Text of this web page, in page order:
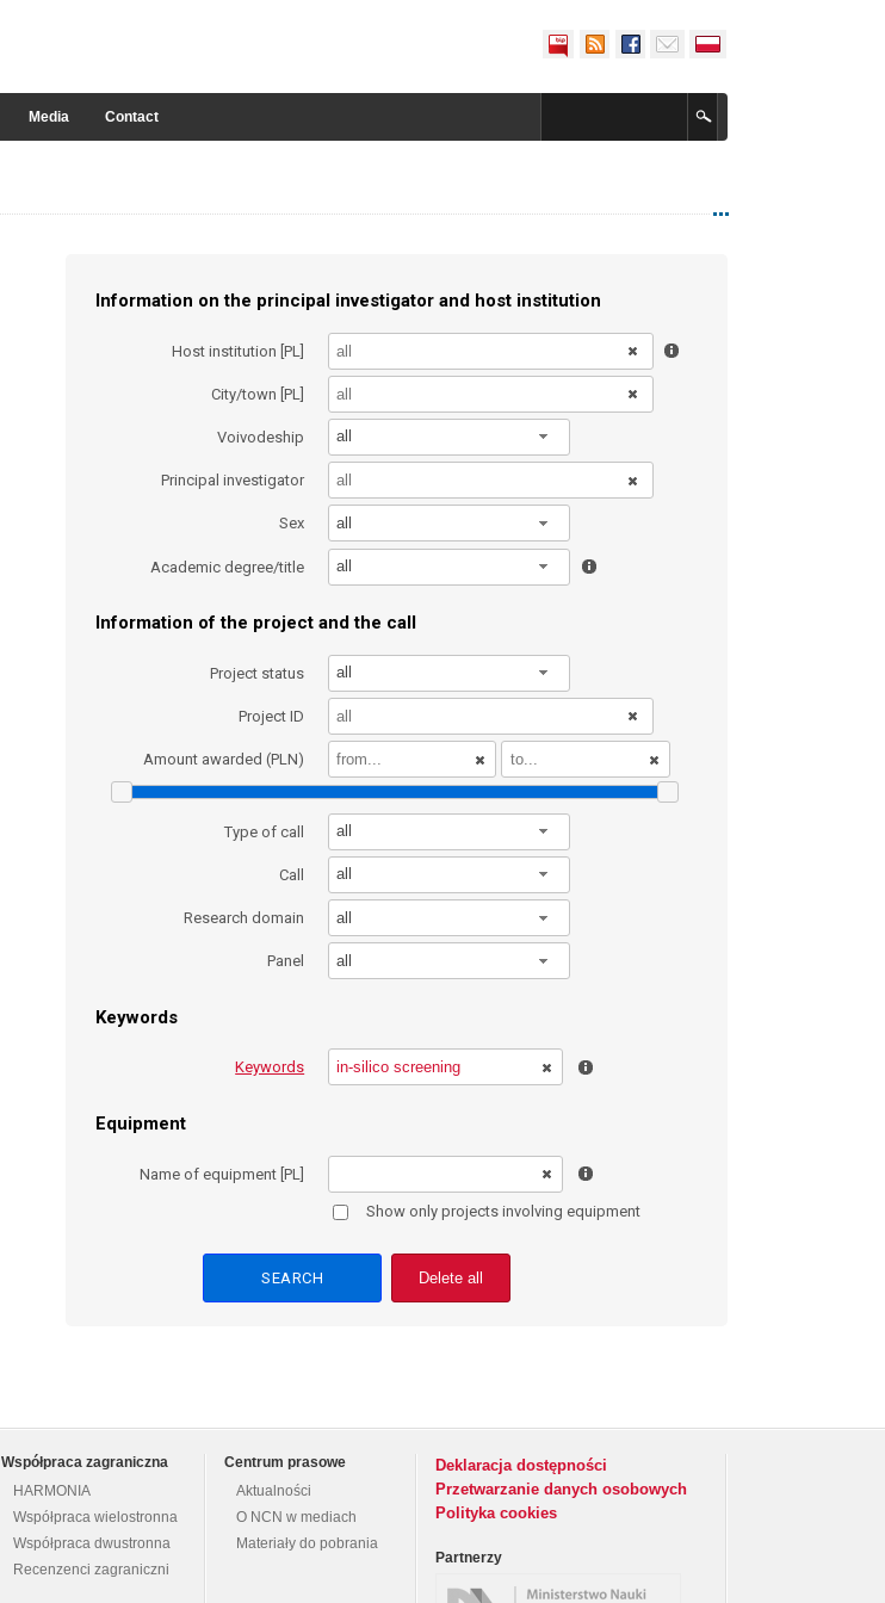
Media Contact
Information on the principal investigator and host institution
Host institution [PL]
City/town [PL]
Voivodeship all
Principal investigator
Sex all
Academic degree/title all
Information of the project and the call
Project status all
Project ID
Amount awarded (PLN)
Type of call all
Call all
Research domain all
Panel all
Keywords
Keywords
Equipment
Name of equipment [PL]
Show only projects involving equipment
Delete all
Współpraca zagraniczna
HARMONIA
Współpraca wielostronna
Współpraca dwustronna
Recenzenci zagraniczni
Centrum prasowe
Aktualności
O NCN w mediach
Materiały do pobrania
Deklaracja dostępności
Przetwarzanie danych osobowych
Polityka cookies
Partnerzy